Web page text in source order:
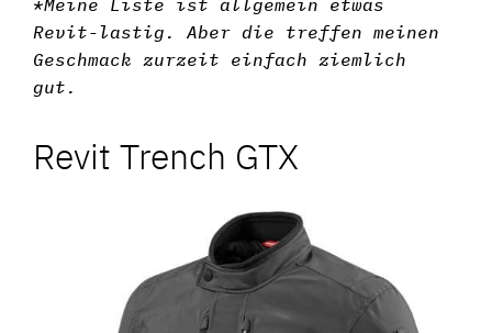
Revit-lastig. Aber die treffen meinen
Geschmack zurzeit einfach ziemlich
gut.
Revit Trench GTX